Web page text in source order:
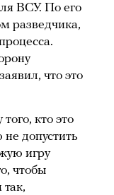
ВСУ. По его
разведчика,
что это
кто это
допустить
игру
чтобы